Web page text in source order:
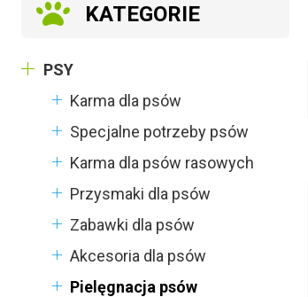
KATEGORIE
PSY
Karma dla psów
Specjalne potrzeby psów
Karma dla psów rasowych
Przysmaki dla psów
Zabawki dla psów
Akcesoria dla psów
Pielęgnacja psów